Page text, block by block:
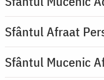
Sfântul Afraat
Sfântul Mucenic